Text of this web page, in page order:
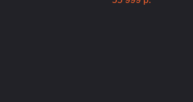
нержавеки со световым лицом на